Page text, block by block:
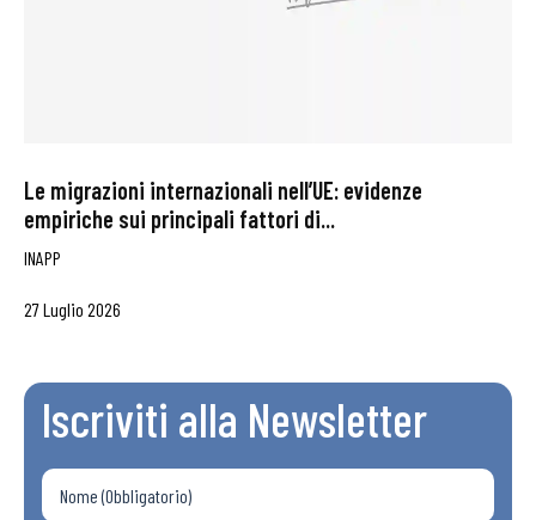
Le migrazioni internazionali nell’UE: evidenze
empiriche sui principali fattori di...
INAPP
27 Luglio 2026
Iscriviti alla Newsletter